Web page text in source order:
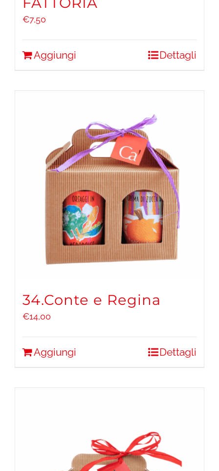
€7,50
Aggiungi Dettagli
34.Conte e Regina
€14,00
Aggiungi Dettagli